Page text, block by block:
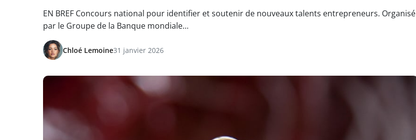
EN BREF Concours national pour identifier et soutenir de nouveaux talents entrepreneurs. Organisé
par le Groupe de la Banque mondiale…
Chloé Lemoine31 janvier 2026